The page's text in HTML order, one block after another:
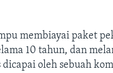
membiayai paket
10 tahun, dan
oleh sebuah